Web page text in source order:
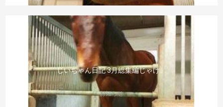
じいちゃん日記 3月総集編じゃけ。
お知らせ